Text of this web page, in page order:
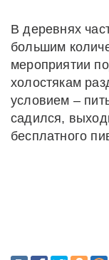
В деревнях
большим
мероприятии
холостякам
условием –
садился,
бесплатного